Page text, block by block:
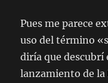
Pues me parece
uso del término
diría que descubrí
lanzamiento de la